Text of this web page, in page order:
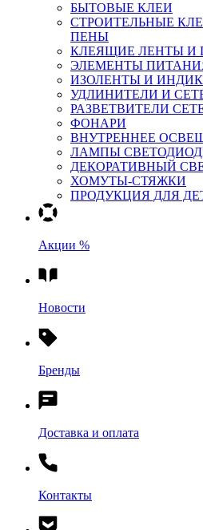
БЫТОВЫЕ КЛЕИ
СТРОИТЕЛЬНЫЕ
ПЕНЫ
КЛЕЯЩИЕ ЛЕНТЫ И
ЭЛЕМЕНТЫ
ИЗОЛЕНТЫ И
УДЛИНИТЕЛИ И
РАЗВЕТВИТЕЛИ
ФОНАРИ
ВНУТРЕННЕЕ
ЛАМПЫ
ДЕКОРАТИВНЫЙ
ХОМУТЫ-СТЯЖКИ
ПРОДУКЦИЯ ДЛЯ
Акции %
Новости
Бренды
Доставка и оплата
Контакты